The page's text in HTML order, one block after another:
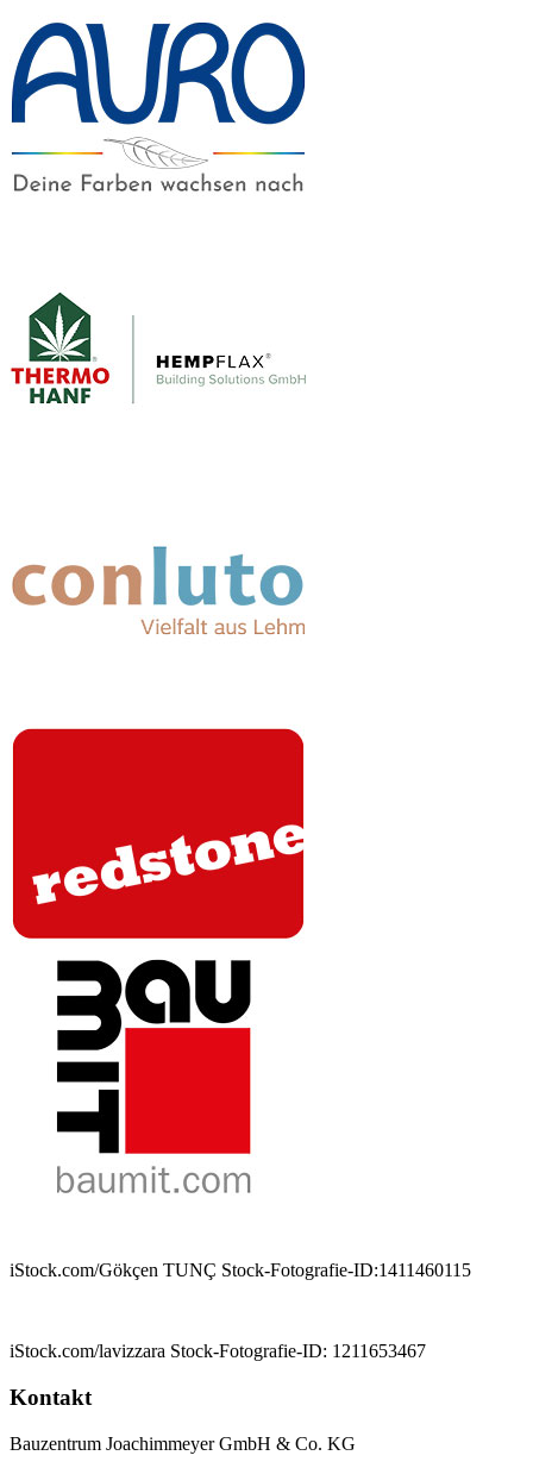
iStock.com/Gökçen TUNÇ Stock-Fotografie-ID:1411460115
iStock.com/lavizzara Stock-Fotografie-ID: 1211653467
Kontakt
Bauzentrum Joachimmeyer GmbH & Co. KG